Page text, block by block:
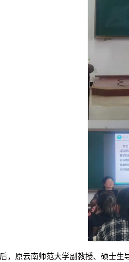
，原云南师范大学副教授、硕士